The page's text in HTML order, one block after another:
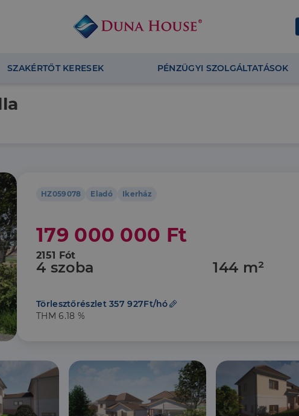
SZAKÉRTŐT KERESEK PÉNZÜGYI SZOLGÁLTATÁSOK
HZ059078 Eladó Ikerház
179 000 000 Ft
2151 Fót
4 szoba 144 m²
Törlesztőrészlet 357 927Ft/hó
THM 6.18 %